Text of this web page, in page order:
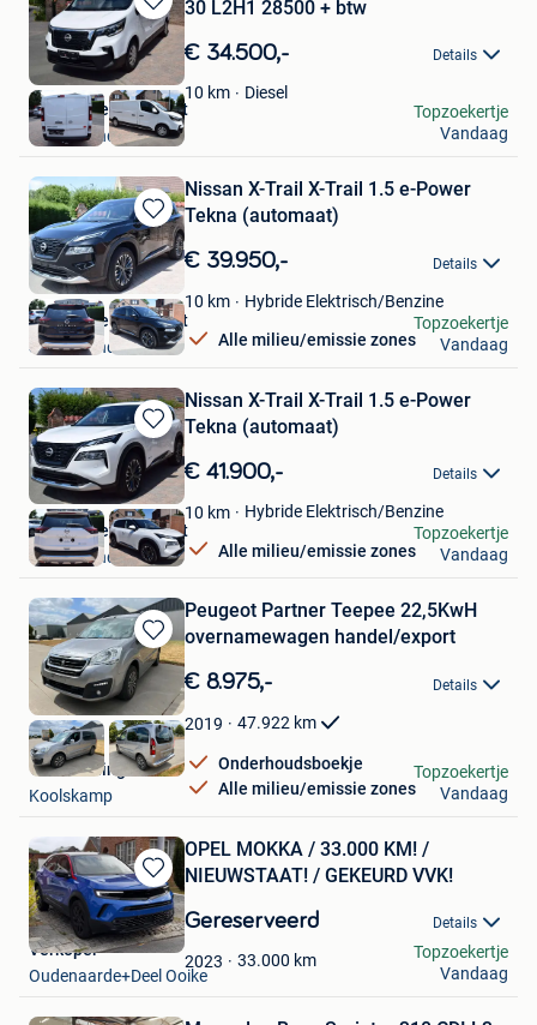
Bewaren
in
Mijn
Favorieten
30 L2H1 28500 + btw
€ 34.500,- Details
10 km
Diesel
Garage Ceurstemont
Sint-Amands
Topzoekertje
Vandaag
Bewaren
in
Mijn
Favorieten
Nissan X-Trail X-Trail 1.5 e-Power
Tekna (automaat)
€ 39.950,- Details
10 km Hybride Elektrisch/Benzine
Alle milieu/emissie zones
Garage Ceurstemont
Sint-Amands
Topzoekertje
Vandaag
Bewaren
in
Mijn
Favorieten
Nissan X-Trail X-Trail 1.5 e-Power
Tekna (automaat)
€ 41.900,- Details
10 km Hybride Elektrisch/Benzine
Alle milieu/emissie zones
Garage Ceurstemont
Sint-Amands
Topzoekertje
Vandaag
Bewaren
in
Mijn
Favorieten
Peugeot Partner Teepee 22,5KwH
overnamewagen handel/export
€ 8.975,- Details
2019 47.922 km
Onderhoudsboekje
Alle milieu/emissie zones
VDE-Trading
Koolskamp
Topzoekertje
Vandaag
Bewaren
in
Mijn
Favorieten
OPEL MOKKA / 33.000 KM! /
NIEUWSTAAT! / GEKEURD VVK!
Gereserveerd Details
2023 33.000 km
Verkoper
Oudenaarde+Deel Ooike
Topzoekertje
Vandaag